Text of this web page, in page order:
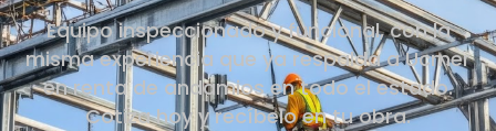
Equipo inspeccionado y funcional, con la
misma experiencia que ya respalda a Ucmer
en renta de andamios en todo el estado.
Cotiza hoy y recíbelo en tu obra.